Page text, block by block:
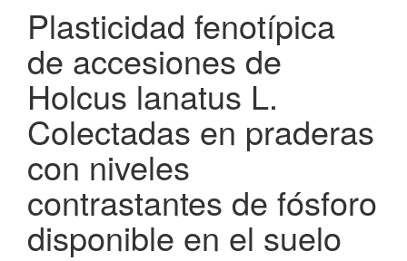
Plasticidad fenotípica
de accesiones de
Holcus lanatus L.
Colectadas en praderas
con niveles
contrastantes de fósforo
disponible en el suelo